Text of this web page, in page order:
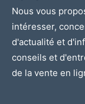
Nous vous
intéresser,
d'actualité et
conseils et
de la vente en